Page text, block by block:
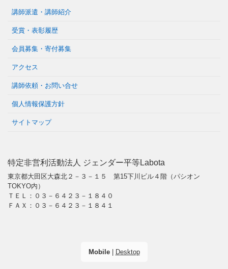
講師派遣・講師紹介
受賞・表彰履歴
会員募集・寄付募集
アクセス
講師依頼・お問い合せ
個人情報保護方針
サイトマップ
特定非営利活動法人 ジェンダー平等Labota
東京都大田区大森北２－３－１５ 第15下川ビル４階（パシオン
TOKYO内）
ＴＥＬ：０３－６４２３－１８４０
ＦＡＸ：０３－６４２３－１８４１
Mobile| Desktop